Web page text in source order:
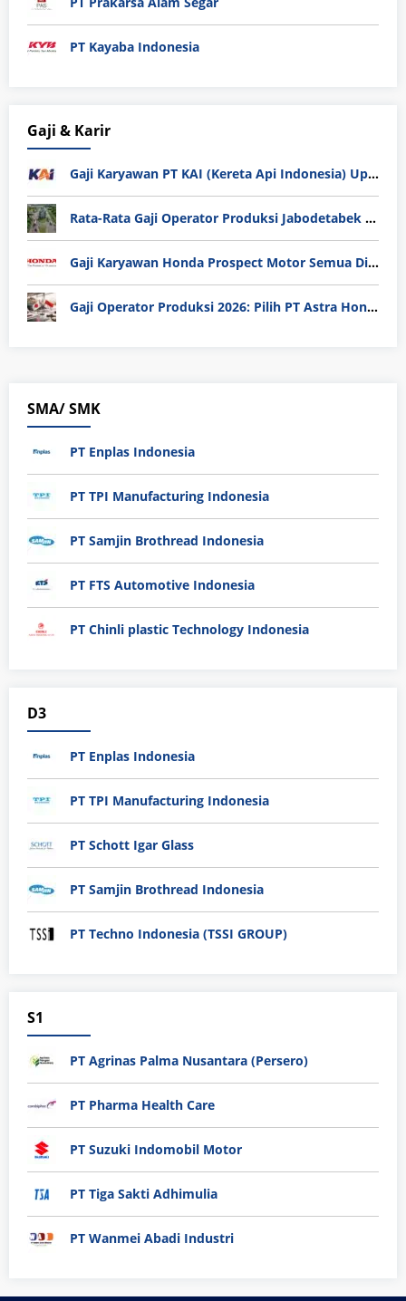
PT Kayaba Indonesia
Gaji & Karir
Gaji Karyawan PT KAI (Kereta Api Indonesia) Update 2025
Rata-Rata Gaji Operator Produksi Jabodetabek 2025: Bedah Tuntas UMK, Lemburan, dan Realita Hidup Buruh
Gaji Karyawan Honda Prospect Motor Semua Divisi
Gaji Operator Produksi 2026: Pilih PT Astra Honda Motor (AHM) atau Manufaktur di Jepang?
SMA/ SMK
PT Enplas Indonesia
PT TPI Manufacturing Indonesia
PT Samjin Brothread Indonesia
PT FTS Automotive Indonesia
PT Chinli plastic Technology Indonesia
D3
PT Enplas Indonesia
PT TPI Manufacturing Indonesia
PT Schott Igar Glass
PT Samjin Brothread Indonesia
PT Techno Indonesia (TSSI GROUP)
S1
PT Agrinas Palma Nusantara (Persero)
PT Pharma Health Care
PT Suzuki Indomobil Motor
PT Tiga Sakti Adhimulia
PT Wanmei Abadi Industri